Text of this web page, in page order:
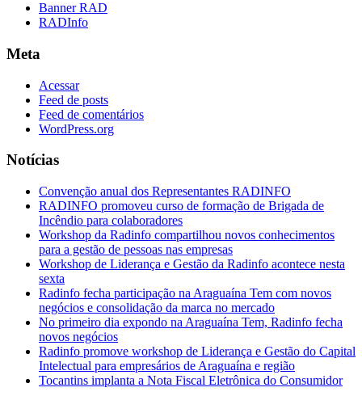
Banner RAD
RADInfo
Meta
Acessar
Feed de posts
Feed de comentários
WordPress.org
Notícias
Convenção anual dos Representantes RADINFO
RADINFO promoveu curso de formação de Brigada de
Incêndio para colaboradores
Workshop da Radinfo compartilhou novos conhecimentos
para a gestão de pessoas nas empresas
Workshop de Liderança e Gestão da Radinfo acontece nesta
sexta
Radinfo fecha participação na Araguaína Tem com novos
negócios e consolidação da marca no mercado
No primeiro dia expondo na Araguaína Tem, Radinfo fecha
novos negócios
Radinfo promove workshop de Liderança e Gestão do Capital
Intelectual para empresários de Araguaína e região
Tocantins implanta a Nota Fiscal Eletrônica do Consumidor